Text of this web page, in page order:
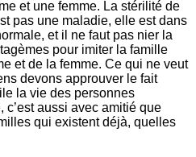
et une femme. La stérilité de
pas une maladie, elle est dans
et il ne faut pas nier la
pour imiter la famille
et de la femme. Ce qui ne veut
devons approuver le fait
la vie des personnes
c’est aussi avec amitié que
qui existent déjà, quelles